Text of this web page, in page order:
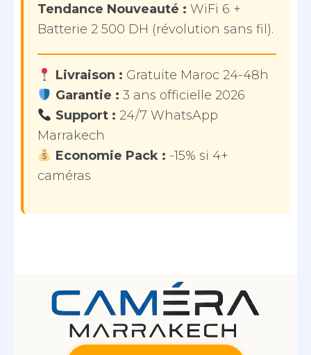
Tendance Nouveauté : WiFi 6 +
Batterie 2 500 DH (révolution sans fil).
Livraison : Gratuite Maroc 24-48h
Garantie : 3 ans officielle 2026
Support : 24/7 WhatsApp
Marrakech
Economie Pack : -15% si 4+
caméras